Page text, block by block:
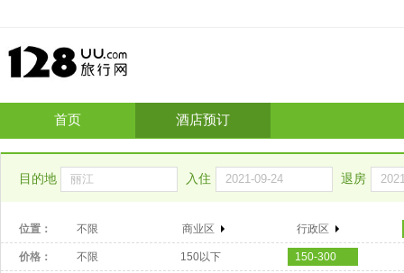
首页 酒店预订
目的地 入住 退房
位置： 不限 商业区 行政区
价格： 不限 150以下 150-300